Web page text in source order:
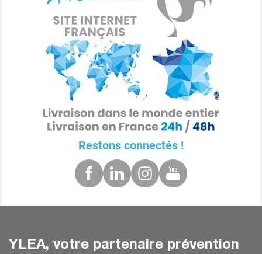
Restons connectés !
YLEA, votre partenaire prévention